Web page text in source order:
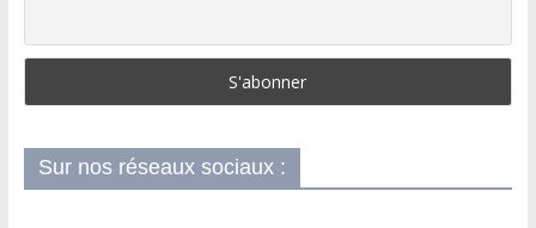
Sur nos réseaux sociaux :